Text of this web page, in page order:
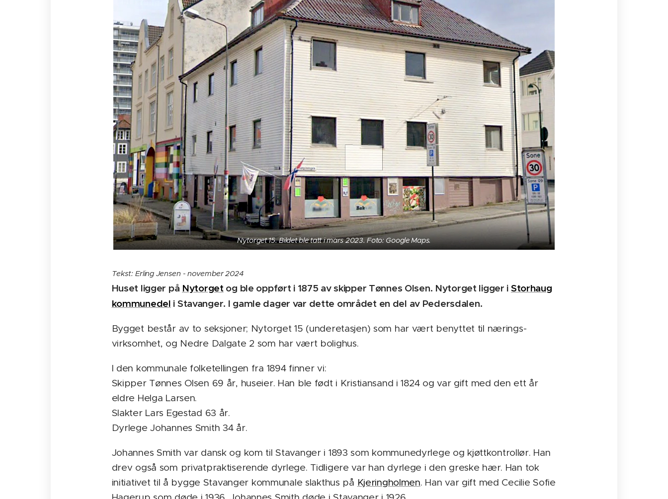
Nytorget 15. Bildet ble tatt i mars 2023. Foto: Google Maps.
Tekst: Erling Jensen - november 2024
Huset ligger på Nytorgetog ble oppført i 1875 av skipper Tønnes Olsen. Nytorget ligger i Storhaug
kommunedel i Stavanger. I gamle dager var dette området en del av Pedersdalen.
Bygget består av to seksjoner; Nytorget 15 (underetasjen) som har vært benyttet til nærings-
virksomhet, og Nedre Dalgate 2 som har vært bolighus.
I den kommunale folketellingen fra 1894 finner vi:
Skipper Tønnes Olsen 69 år, huseier. Han ble født i Kristiansand i 1824 og var gift med den ett år
eldre Helga Larsen.
Slakter Lars Egestad 63 år.
Dyrlege Johannes Smith 34 år.
Johannes Smith var dansk og kom til Stavanger i 1893 som kommunedyrlege og kjøttkontrollør. Han
drev også som privatpraktiserende dyrlege. Tidligere var han dyrlege i den greske hær. Han tok
initiativet til å bygge Stavanger kommunale slakthus på Kjeringholmen. Han var gift med Cecilie Sofie